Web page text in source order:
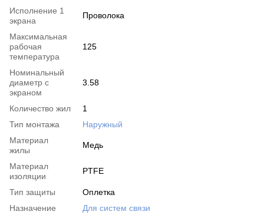
Исполнение 1
экрана
Проволока
Максимальная
рабочая
температура
125
Номинальный
диаметр с
экраном
3.58
Количество жил
1
Тип монтажа
Наружный
Материал
жилы
Медь
Материал
изоляции
PTFE
Тип защиты
Оплетка
Назначение
Для систем связи